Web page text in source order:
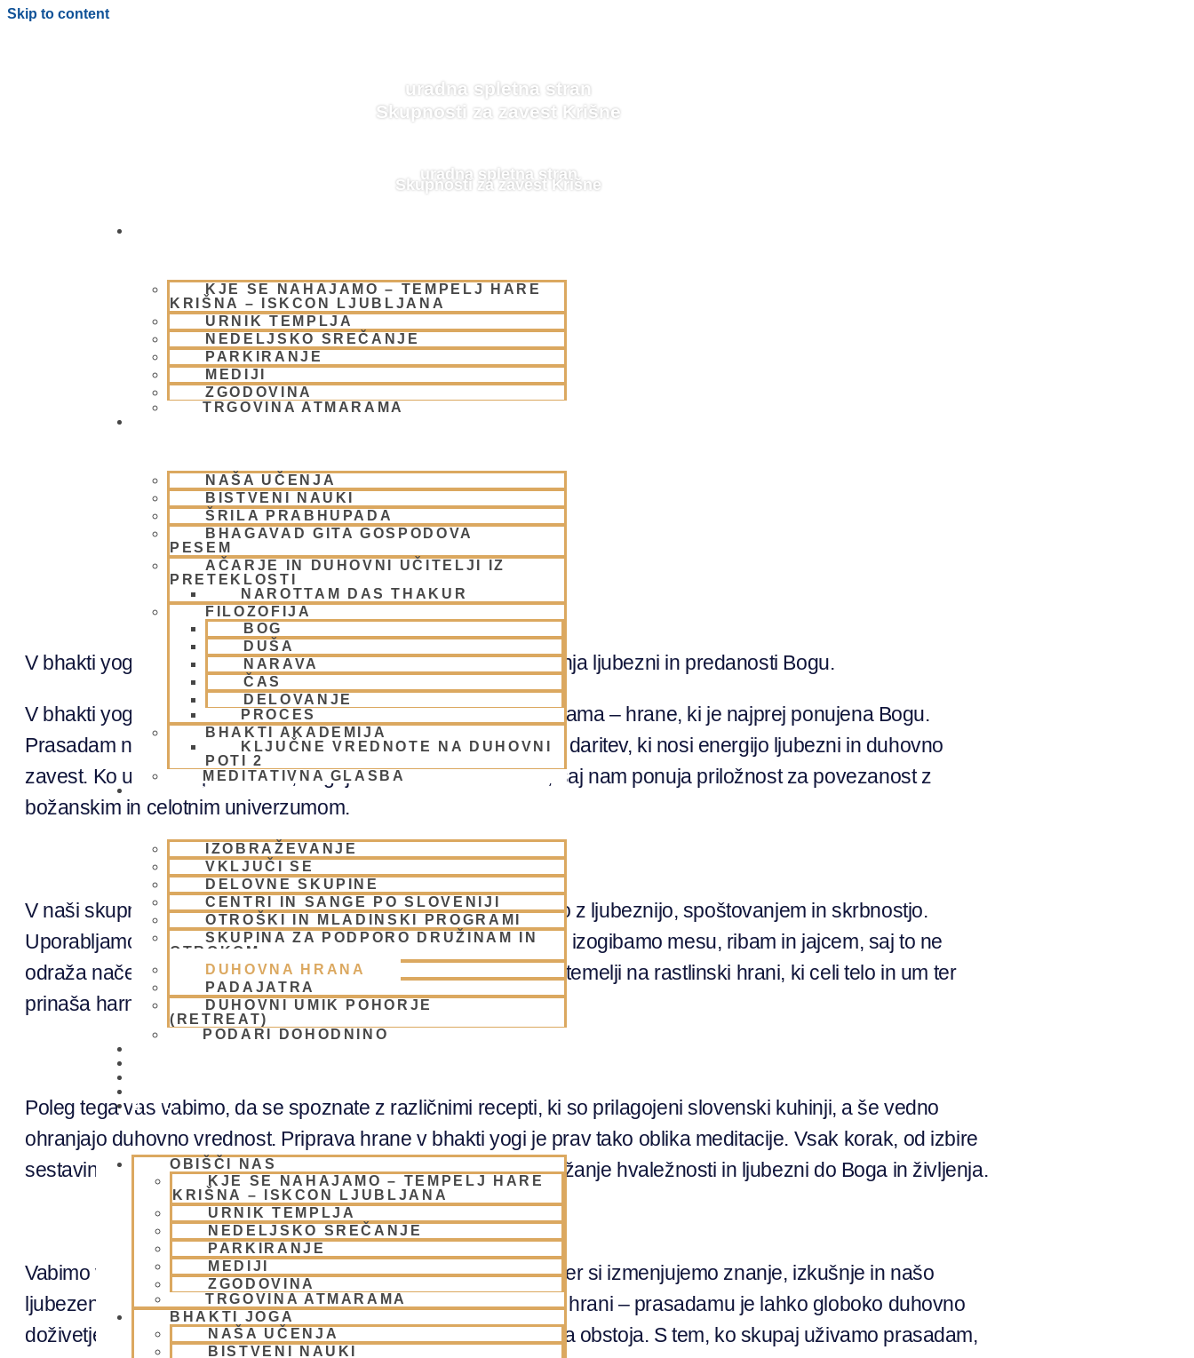
Skip to content
uradna spletna stran
Skupnosti za zavest Krišne
uradna spletna stran
Skupnosti za zavest Krišne
KJE SE NAHAJAMO – TEMPELJ HARE
KRIŠNA – ISKCON LJUBLJANA
URNIK TEMPLJA
NEDELJSKO SREČANJE
PARKIRANJE
MEDIJI
ZGODOVINA
TRGOVINA ATMARAMA
NAŠA UČENJA
BISTVENI NAUKI
ŠRILA PRABHUPADA
BHAGAVAD GITA GOSPODOVA
PESEM
AČARJE IN DUHOVNI UČITELJI IZ
PRETEKLOSTI
NAROTTAM DAS THAKUR
FILOZOFIJA
BOG
DUŠA
NARAVA
ČAS
DELOVANJE
PROCES
BHAKTI AKADEMIJA
KLJUČNE VREDNOTE NA DUHOVNI
POTI 2
MEDITATIVNA GLASBA
SKUPNOST
IZOBRAŽEVANJE
VKLJUČI SE
DELOVNE SKUPINE
CENTRI IN SANGE PO SLOVENIJI
OTROŠKI IN MLADINSKI PROGRAMI
SKUPINA ZA PODPORO DRUŽINAM IN
OTROKOM
DUHOVNA HRANA
PADAJATRA
DUHOVNI UMIK POHORJE
(RETREAT)
PODARI DOHODNINO
BLOG
OBIŠČI NAS
KJE SE NAHAJAMO – TEMPELJ HARE
KRIŠNA – ISKCON LJUBLJANA
URNIK TEMPLJA
NEDELJSKO SREČANJE
PARKIRANJE
MEDIJI
ZGODOVINA
TRGOVINA ATMARAMA
BHAKTI JOGA
NAŠA UČENJA
BISTVENI NAUKI
Duhovna hrana
Hrana v bhakti yogi
V bhakti yogi je hrana več kot le gorivo za telo; je način izražanja ljubezni in predanosti Bogu.
V bhakti yogi se osredotočamo na pripravo in uživanje prasadama – hrane, ki je najprej ponujena Bogu.
Prasadam ni le navadna hrana; to je božanska blagoslovljena daritev, ki nosi energijo ljubezni in duhovno
zavest. Ko uživamo prasadam, negujemo tako telo kot dušo, saj nam ponuja priložnost za povezanost z
božanskim in celotnim univerzumom.
V naši skupnosti se trudimo, da bi zagotovili hrano pripravljeno z ljubeznijo, spoštovanjem in skrbnostjo.
Uporabljamo sestavine, ki so sveže, lokalne in naravne, ter se izogibamo mesu, ribam in jajcem, saj to ne
odraža načel bhakti yoge ter principa ahimse. Naša prehrana temelji na rastlinski hrani, ki celi telo in um ter
prinaša harmonijo ter zdravje.
Poleg tega vas vabimo, da se spoznate z različnimi recepti, ki so prilagojeni slovenski kuhinji, a še vedno
ohranjajo duhovno vrednost. Priprava hrane v bhakti yogi je prav tako oblika meditacije. Vsak korak, od izbire
sestavin do kuhanja in serviranja, je namreč priložnost za izražanje hvaležnosti in ljubezni do Boga in življenja.
Vabimo vas, da se nam pridružite pri naših skupnih obrokih, kjer si izmenjujemo znanje, izkušnje in našo
ljubezen do Bogu darovane hrane. Uživanje v tako posvečeni hrani – prasadamu je lahko globoko duhovno
doživetje, ki nas povezuje in nas spominja na višje cilje našega obstoja. S tem, ko skupaj uživamo prasadam,